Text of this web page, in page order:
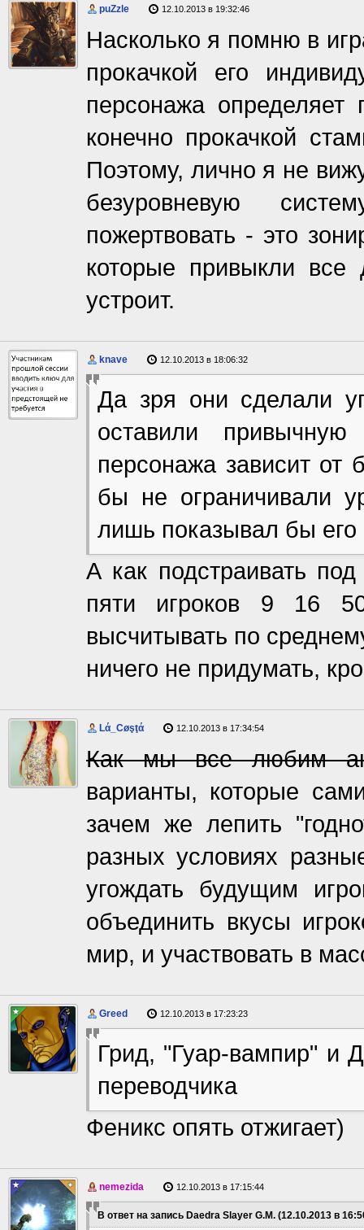
puZzle 12.10.2013 в 19:32:46
Насколько я помню в
прокачкой его
персонажа
конечно прокачкой
Поэтому, лично я не
безуровневую
пожертвовать - это
которые привыкли
устроит.
knave 12.10.2013 в 18:06:32
Да зря они сделали
оставили
персонажа зависит от
бы не ограничивали
лишь показывал бы его
А как подстраивать
пяти игроков 9 16
высчитывать по
ничего не придумать,
Lά_Cøşţά 12.10.2013 в 17:34:54
Как мы все любим
варианты, которые
зачем же лепить
разных условиях
угождать будущим
объединить вкусы
мир, и участвовать в
Greed 12.10.2013 в 17:23:23
Грид, "Гуар-вампир" и
переводчика
Феникс опять отжигает)
nemezida 12.10.2013 в 17:15:44
В ответ на запись Daedra Slayer G.M. (12.10.2013 в